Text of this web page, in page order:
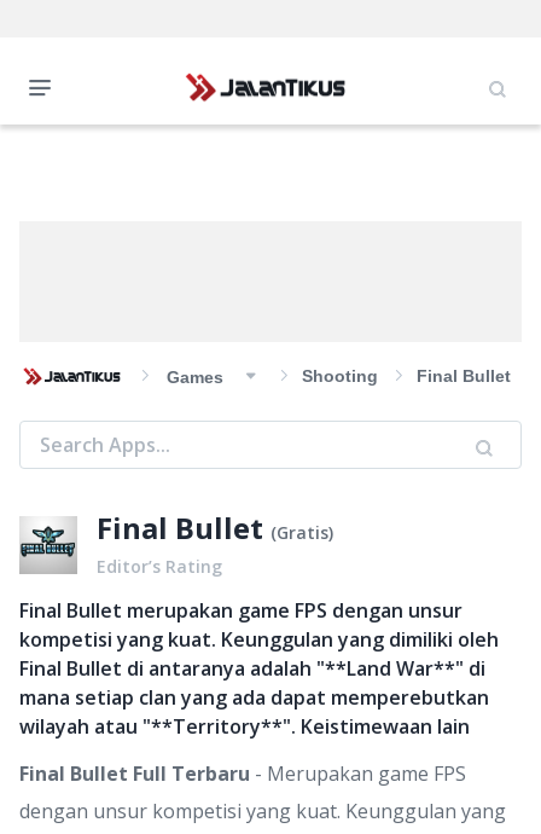
Games Shooting Final Bullet
Final Bullet (Gratis)
Editor’s Rating
Final Bullet merupakan game FPS dengan unsur
kompetisi yang kuat. Keunggulan yang dimiliki oleh
Final Bullet di antaranya adalah "**Land War**" di
mana setiap clan yang ada dapat memperebutkan
wilayah atau "**Territory**". Keistimewaan lain
Final Bullet Full Terbaru - Merupakan game FPS
dengan unsur kompetisi yang kuat. Keunggulan yang